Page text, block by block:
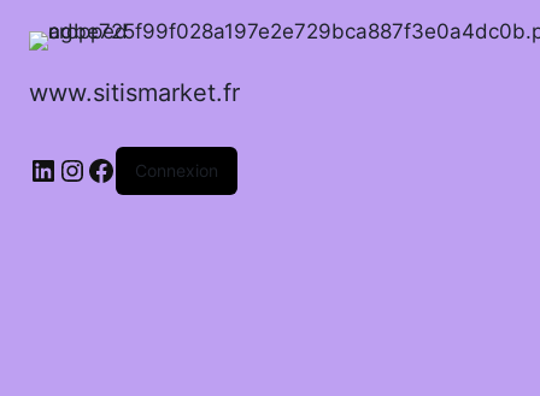
www.sitismarket.fr
LinkedIn
Instagram
Facebook
Connexion